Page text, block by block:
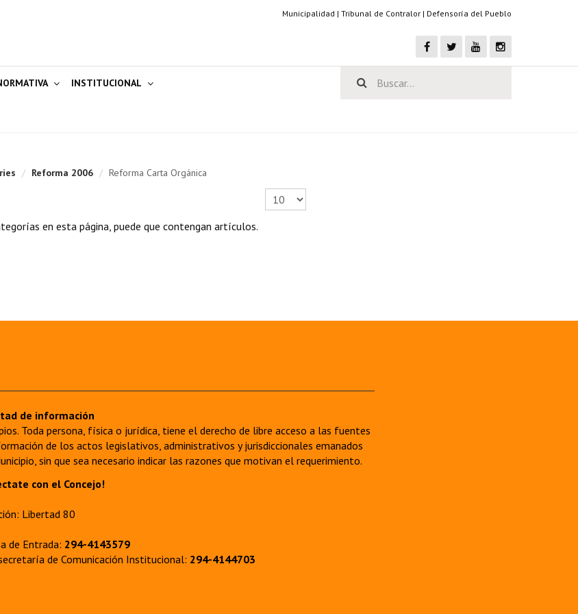
Municipalidad | Tribunal de Contralor | Defensoría del Pueblo
INSTITUCIONAL
/ Reforma 2006 / Reforma Carta Orgánica
Cantidad a mostrar
en esta página, puede que contengan artículos.
de información
Toda persona, física o jurídica, tiene el derecho de libre acceso a las fuentes
de los actos legislativos, administrativos y jurisdiccionales emanados
sin que sea necesario indicar las razones que motivan el requerimiento.
con el Concejo!
Libertad 80
de Entrada: 294-4143579
de Comunicación Institucional: 294-4144703